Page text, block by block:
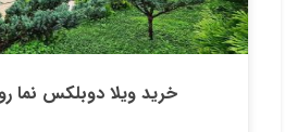
خرید ویلا دوبلکس نما